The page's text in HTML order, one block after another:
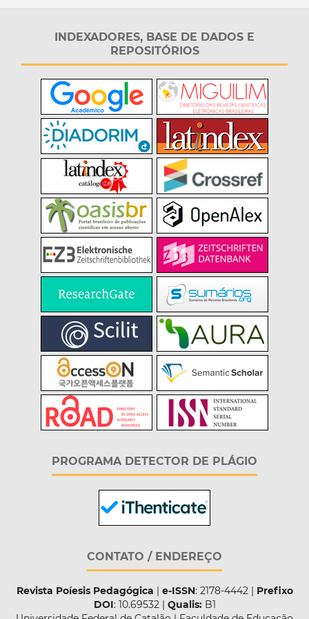
INDEXADORES, BASE DE DADOS E
REPOSITÓRIOS
PROGRAMA DETECTOR DE PLÁGIO
CONTATO / ENDEREÇO
Revista Poíesis Pedagógica | e-ISSN: 2178-4442 | Prefixo
DOI: 10.69532 | Qualis:B1